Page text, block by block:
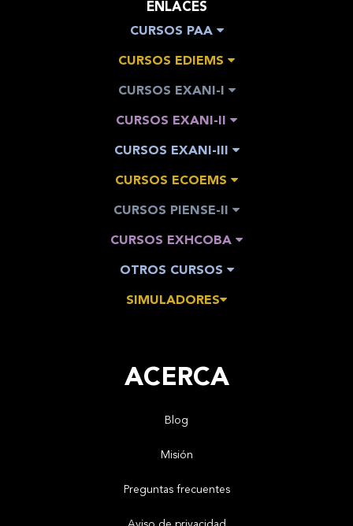
ENLACES
CURSOS PAA
CURSOS EDIEMS
CURSOS EXANI-I
CURSOS EXANI-II
CURSOS EXANI-III
CURSOS ECOEMS
CURSOS PIENSE-II
CURSOS EXHCOBA
OTROS CURSOS
SIMULADORES
ACERCA
Blog
Misión
Preguntas frecuentes